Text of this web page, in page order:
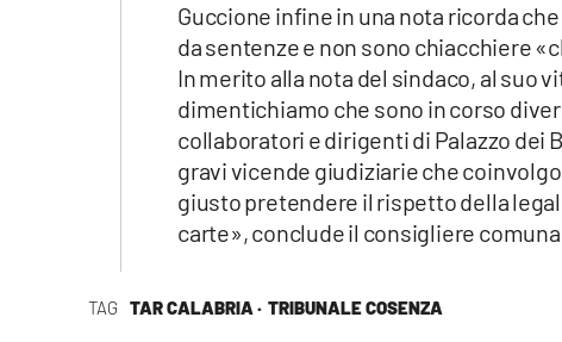
TAG TAR CALABRIA · TRIBUNALE COSENZA
Guccione infine in una nota ricorda
da sentenze e non sono chiacchiere
In merito alla nota del sindaco, al suo
dimentichiamo che sono in corso
collaboratori e dirigenti di Palazzo dei
gravi vicende giudiziarie che
giusto pretendere il rispetto della
carte», conclude il consigliere